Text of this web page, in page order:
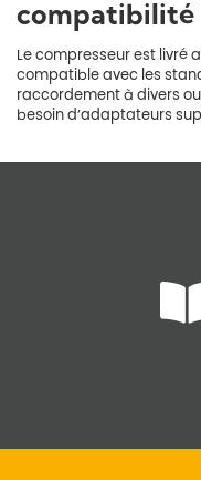
compatibilité
Le compresseur est livré
compatible avec les
raccordement à divers
besoin d’adaptateurs